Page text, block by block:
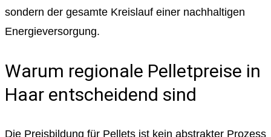
sondern der gesamte Kreislauf einer nachhaltigen
Energieversorgung.
Warum regionale Pelletpreise in
Haar entscheidend sind
Die Preisbildung für Pellets ist kein abstrakter Prozess